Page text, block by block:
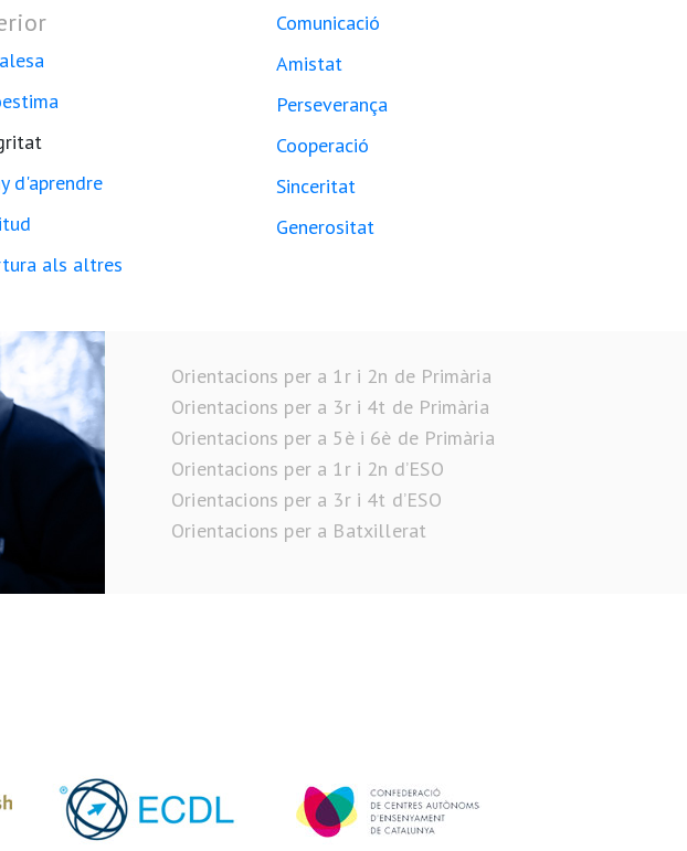
d'aprendre
als altres
Comunicació
Amistat
Perseverança
Cooperació
Sinceritat
Generositat
Orientacions per a 1r i 2n de Primària
Orientacions per a 3r i 4t de Primària
Orientacions per a 5è i 6è de Primària
Orientacions per a 1r i 2n d’ESO
Orientacions per a 3r i 4t d’ESO
Orientacions per a Batxillerat